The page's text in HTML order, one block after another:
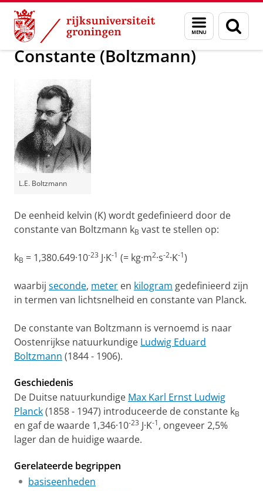
Skip
Content
Skip
Navigation
Menu
en
zoeken
Groningen Academy for Radiation Protection
Constante (Boltzmann)
L.E. Boltzmann
De eenheid kelvin (K) wordt gedefinieerd door de
constante van Boltzmann kB vast te stellen op:
kB = 1,380.649·10-23 J·K-1 (= kg·m2·s-2·K-1)
waarbij seconde, meter en kilogram gedefinieerd zijn
in termen van lichtsnelheid en constante van Planck.
De constante van Boltzmann is vernoemd is naar
Oostenrijkse natuurkundige Ludwig Eduard
Boltzmann (1844 - 1906).
Geschiedenis
De Duitse natuurkundige Max Karl Ernst Ludwig
Planck(1858 - 1947) introduceerde de constante kB
en gaf de waarde 1,346·10-23 J·K-1, ongeveer 2,5%
lager dan de huidige waarde.
Gerelateerde begrippen
basiseenheden